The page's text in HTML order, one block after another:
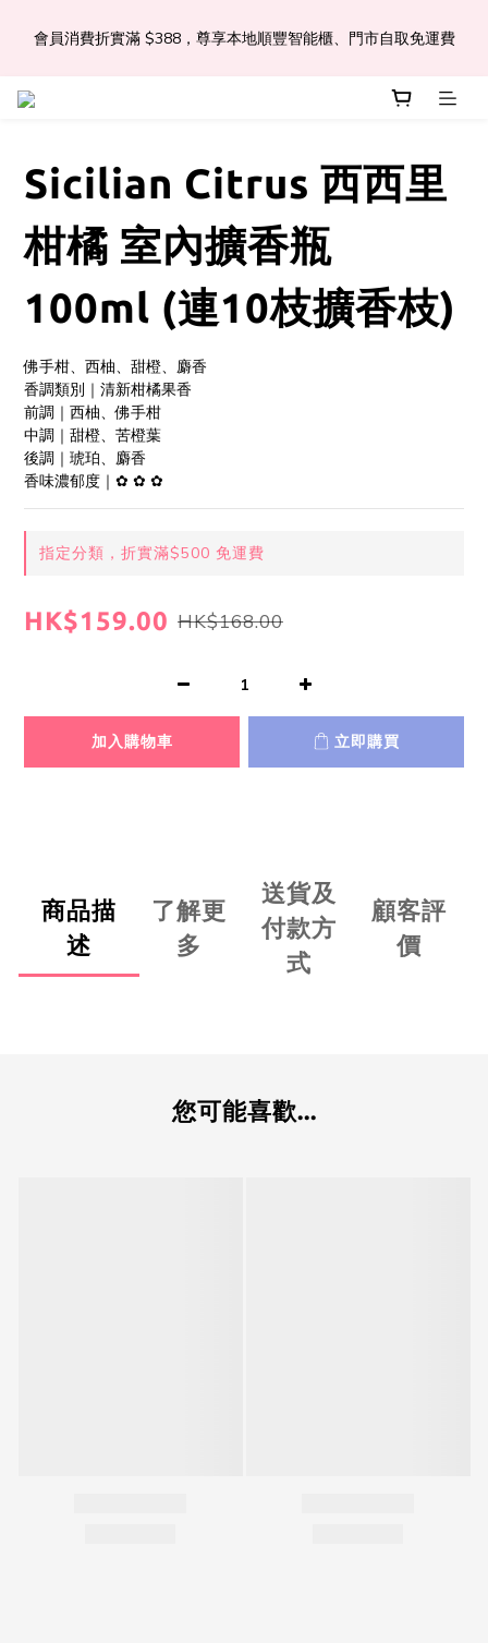
📣Léa & Co. 香氣產品🎉正式登陸PGWHK🎊
會員消費折實滿 $388，尊享本地順豐智能櫃、門市自取免運費
JOIN US Get $ 30 E-Coins🪙｜免費註冊成為會員! 即獲 $30 購買
📣Léa & Co. 香氣產品🎉正式登陸PGWHK🎊
Sicilian Citrus 西西里
柑橘 室內擴香瓶
100ml (連10枝擴香枝)
佛手柑、西柚、甜橙、麝香
香調類別｜清新柑橘果香
前調｜西柚、佛手柑
中調｜甜橙、苦橙葉
後調｜琥珀、麝香
香味濃郁度｜✿ ✿ ✿
指定分類，折實滿$500 免運費
HK$159.00 HK$168.00
加入購物車 立即購買
商品描
述
了解更
多
送貨及
付款方
式
顧客評
價
您可能喜歡...